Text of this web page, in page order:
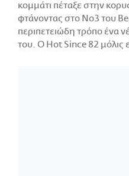
κομμάτι πέταξε στην
φτάνοντας στο Νο3 του
περιπετειώδη τρόπο ένα
του. Ο Hot Since 82 μόλις